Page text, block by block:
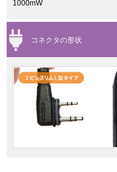
1000mW
コネクタの形状